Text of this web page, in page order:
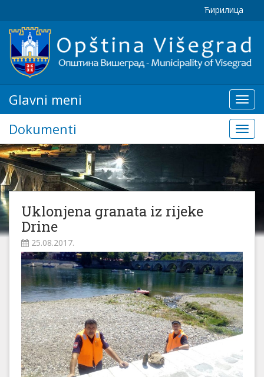
Ћирилица
Glavni
meni
Glavni meni
Dokumenti
Uklonjena granata iz rijeke
Drine
25.08.2017.